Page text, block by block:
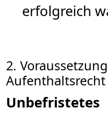
erfolgreich
2.
Aufenthaltsrecht
Unbefristetes